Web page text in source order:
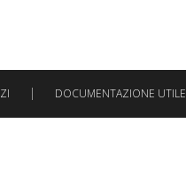
DOCUMENTAZIONE UTILE